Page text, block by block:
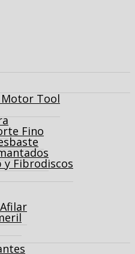
Tool
Fino
y Fibrodiscos